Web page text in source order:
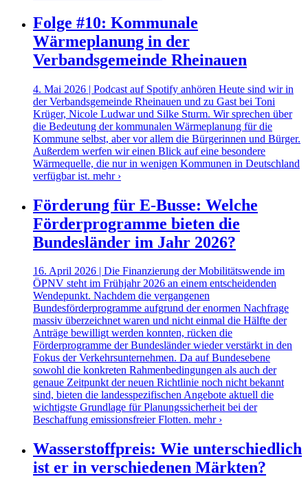
Folge #10: Kommunale
Wärmeplanung in der
Verbandsgemeinde Rheinauen
4. Mai 2026 | Podcast auf Spotify anhören Heute sind wir in
der Verbandsgemeinde Rheinauen und zu Gast bei Toni
Krüger, Nicole Ludwar und Silke Sturm. Wir sprechen über
die Bedeutung der kommunalen Wärmeplanung für die
Kommune selbst, aber vor allem die Bürgerinnen und Bürger.
Außerdem werfen wir einen Blick auf eine besondere
Wärmequelle, die nur in wenigen Kommunen in Deutschland
verfügbar ist. mehr ›
Förderung für E-Busse: Welche
Förderprogramme bieten die
Bundesländer im Jahr 2026?
16. April 2026 | Die Finanzierung der Mobilitätswende im
ÖPNV steht im Frühjahr 2026 an einem entscheidenden
Wendepunkt. Nachdem die vergangenen
Bundesförderprogramme aufgrund der enormen Nachfrage
massiv überzeichnet waren und nicht einmal die Hälfte der
Anträge bewilligt werden konnten, rücken die
Förderprogramme der Bundesländer wieder verstärkt in den
Fokus der Verkehrsunternehmen. Da auf Bundesebene
sowohl die konkreten Rahmenbedingungen als auch der
genaue Zeitpunkt der neuen Richtlinie noch nicht bekannt
sind, bieten die landesspezifischen Angebote aktuell die
wichtigste Grundlage für Planungssicherheit bei der
Beschaffung emissionsfreier Flotten. mehr ›
Wasserstoffpreis: Wie unterschiedlich
ist er in verschiedenen Märkten?